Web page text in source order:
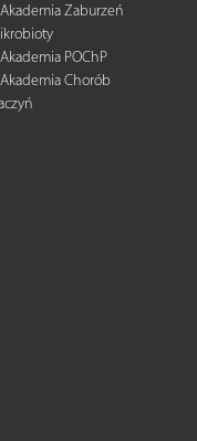
Zaburzeń
POChP
Chorób